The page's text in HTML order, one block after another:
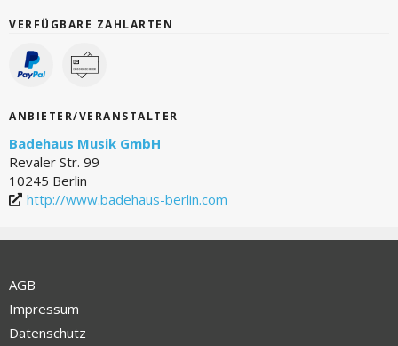
VERFÜGBARE ZAHLARTEN
ANBIETER/VERANSTALTER
Badehaus Musik GmbH
Revaler Str. 99
10245 Berlin
http://www.badehaus-berlin.com
AGB
Impressum
Datenschutz